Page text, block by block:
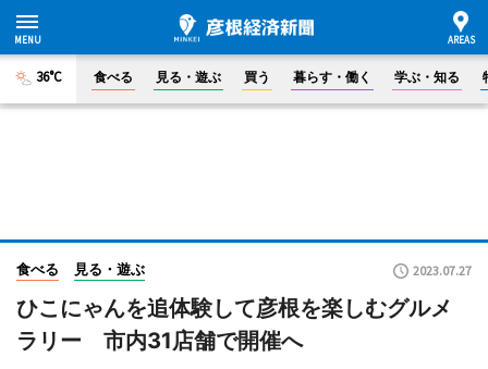
36°C 食べる 見る・遊ぶ 買う 暮らす・働く 学ぶ・知る
食べる 見る・遊ぶ 2023.07.27
ひこにゃんを追体験して彦根を楽しむグルメ
ラリー 市内31店舗で開催へ